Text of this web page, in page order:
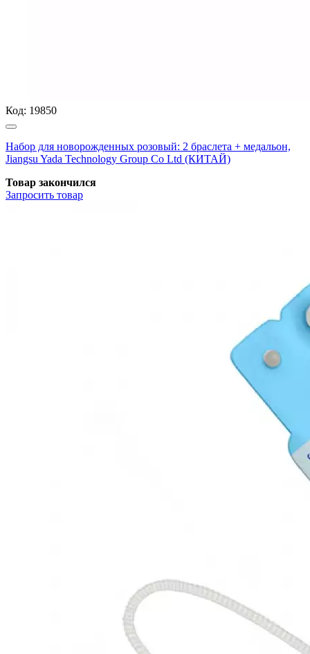
Код: 19850
Набор для новорожденных розовый: 2 браслета + медальон,
Jiangsu Yada Technology Group Co Ltd (КИТАЙ)
Товар закончился
Запросить товар